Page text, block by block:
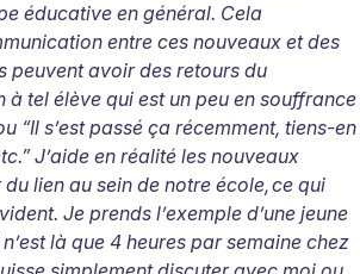
éducative en général. Cela
entre ces nouveaux et des
peuvent avoir des retours du
à tel élève qui est un peu en souffrance
“Il s’est passé ça récemment, tiens-en
J’aide en réalité les nouveaux
lien au sein de notre école,ce qui
Je prends l’exemple d’une jeune
là que 4 heures par semaine chez